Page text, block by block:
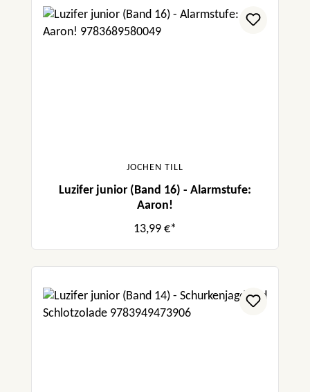
JOCHEN TILL
Luzifer junior (Band 16) - Alarmstufe:
Aaron!
13,99 €*